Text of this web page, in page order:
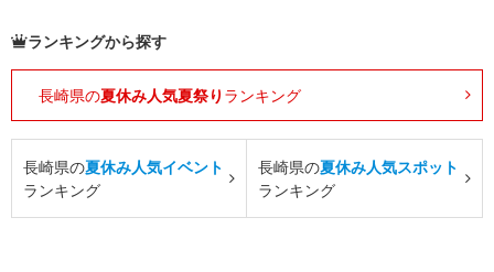
ランキングから探す
長崎県の夏休み人気夏祭り ランキング
長崎県の夏休み人気イベント
ランキング
長崎県の夏休み人気スポット
ランキング